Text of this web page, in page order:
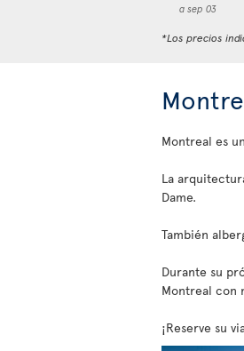
a sep 03
*Los precios
Montreal es
La
Dame.
También
Durante su
Montreal con
¡Reserve su